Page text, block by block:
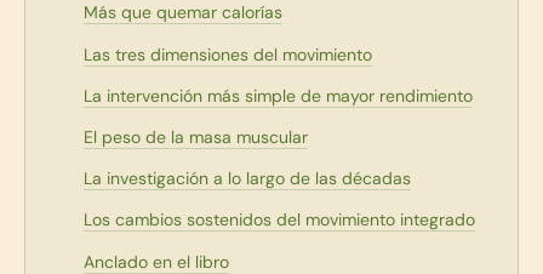
Más que quemar calorías
Las tres dimensiones del movimiento
La intervención más simple de mayor rendimiento
El peso de la masa muscular
La investigación a lo largo de las décadas
Los cambios sostenidos del movimiento integrado
Anclado en el libro